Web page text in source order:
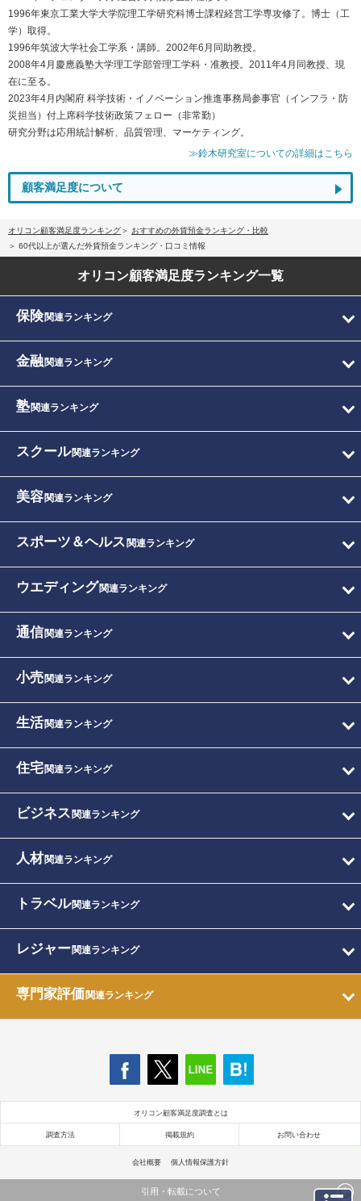
1996年東京工業大学大学院理工学研究科博士課程経営工学専攻修了。博士（工
学）取得。
1996年筑波大学社会工学系・講師。2002年6月同助教授。
2008年4月慶應義塾大学理工学部管理工学科・准教授。2011年4月同教授、現
在に至る。
2023年4月内閣府 科学技術・イノベーション推進事務局参事官（インフラ・防
災担当）付上席科学技術政策フェロー（非常勤）
研究分野は応用統計解析、品質管理、マーケティング。
≫鈴木研究室についての詳細はこちら
顧客満足度について
オリコン顧客満足度ランキング
おすすめの外貨預金ランキング・比較
60代以上が選んだ外貨預金ランキング・口コミ情報
オリコン顧客満足度ランキング一覧
保険関連ランキング
金融関連ランキング
塾関連ランキング
スクール関連ランキング
美容関連ランキング
スポーツ＆ヘルス 関連ランキング
ウエディング関連ランキング
通信関連ランキング
小売関連ランキング
生活関連ランキング
住宅関連ランキング
ビジネス 関連ランキング
人材関連ランキング
トラベル関連ランキング
レジャー関連ランキング
専門家評価関連ランキング
オリコン顧客満足度調査とは
調査方法 掲載規約 お問い合わせ
会社概要 個人情報保護方針
引用・転載について